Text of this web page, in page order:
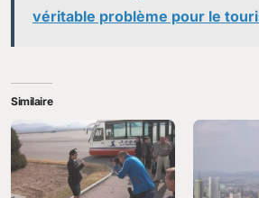
véritable problème pour le
Similaire